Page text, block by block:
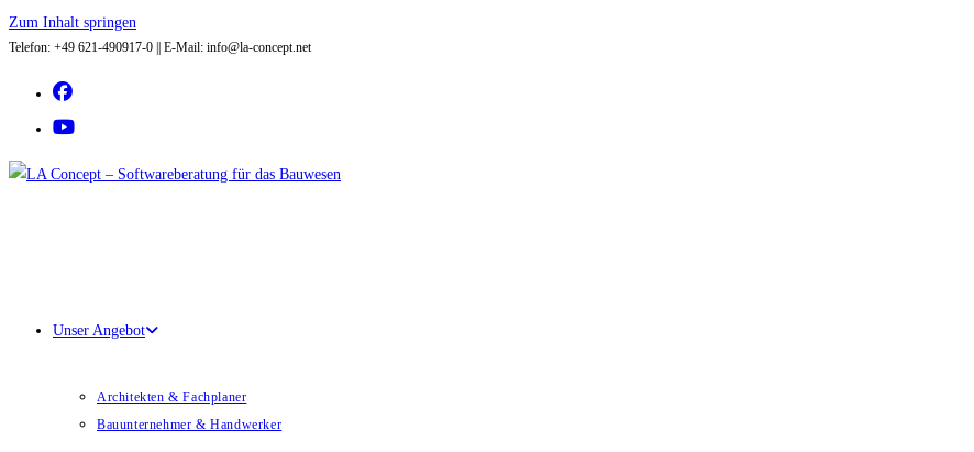
Zum Inhalt springen
Telefon: +49 621-490917-0 || E-Mail: info@la-concept.net
Unser Angebot
Architekten & Fachplaner
Bauunternehmer & Handwerker